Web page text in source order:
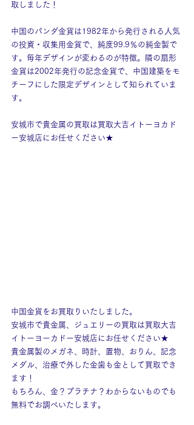
取しました！
中国のパンダ金貨は1982年から発行される人気
の投資・収集用金貨で、純度99.9％の純金製で
す。毎年デザインが変わるのが特徴。隣の扇形
金貨は2002年発行の記念金貨で、中国建築をモ
チーフにした限定デザインとして知られていま
す。
安城市で貴金属の買取は買取大吉イトーヨカド
ー安城店にお任せください★
中国金貨をお買取りいたしました。
安城市で貴金属、ジュエリーの買取は買取大吉
イトーヨーカドー安城店にお任せください★
貴金属製のメガネ、時計、置物、おりん、記念
メダル、治療で外した金歯も金として買取でき
ます！
もちろん、金？プラチナ？わからないものでも
無料でお調べいたします。